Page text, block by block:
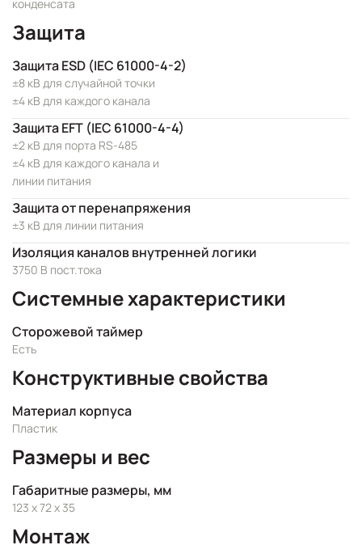
конденсата
Защита
Защита ESD (IEC 61000-4-2)
±8 кВ для случайной точки
±4 кВ для каждого канала
Защита EFT (IEC 61000-4-4)
±2 кВ для порта RS-485
±4 кВ для каждого канала и
линии питания
Защита от перенапряжения
±3 кВ для линии питания
Изоляция каналов внутренней логики
3750 В пост.тока
Системные характеристики
Сторожевой таймер
Есть
Конструктивные свойства
Материал корпуса
Пластик
Размеры и вес
Габаритные размеры, мм
123 x 72 x 35
Монтаж